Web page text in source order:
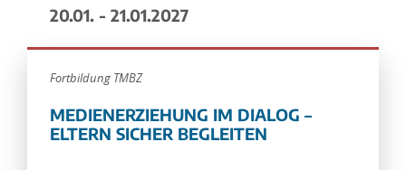
20.01. - 21.01.2027
Fortbildung TMBZ
MEDIENERZIEHUNG IM DIALOG –
ELTERN SICHER BEGLEITEN